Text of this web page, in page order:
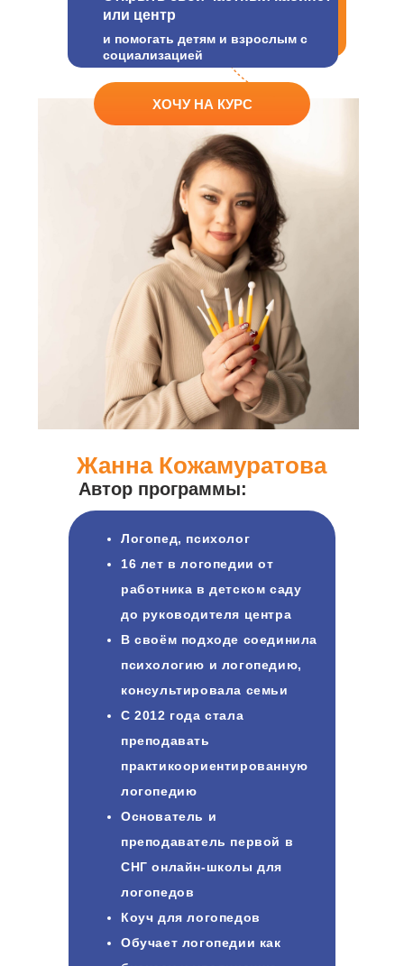
ХОЧУ НА КУРС
и помогать детям и взрослым с
социализацией
или центр
Автор программы:
Жанна Кожамуратова
Логопед, психолог
16 лет в логопедии от
работника в детском саду
до руководителя центра
В своём подходе соединила
психологию и логопедию,
консультировала семьи
С 2012 года стала
преподавать
практикоориентированную
логопедию
Основатель и
преподаватель первой в
СНГ онлайн-школы для
логопедов
Коуч для логопедов
Обучает логопедии как